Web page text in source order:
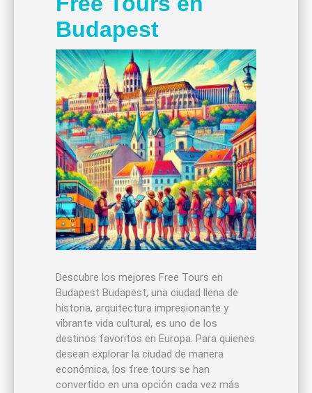
Budapest
Descubre los mejores Free Tours en
Budapest Budapest, una ciudad llena de
historia, arquitectura impresionante y
vibrante vida cultural, es uno de los
destinos favoritos en Europa. Para quienes
desean explorar la ciudad de manera
económica, los free tours se han
convertido en una opción cada vez más